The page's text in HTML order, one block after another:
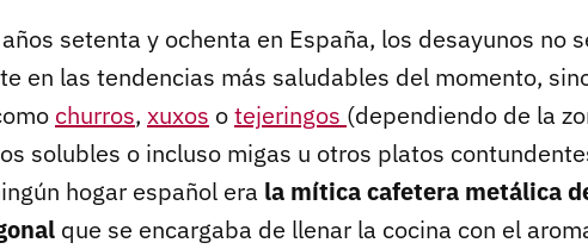
setenta y ochenta en España, los desayunos no
en las tendencias más saludables del momento,
churros, xuxos otejeringos (dependiendo de la
solubles o incluso migas u otros platos
hogar español era la mítica cafetera metálica
que se encargaba de llenar la cocina con el